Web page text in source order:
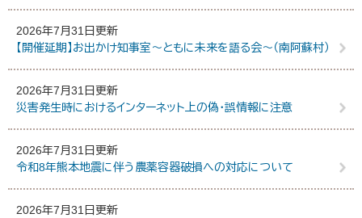
2026年7月31日更新
【開催延期】お出かけ知事室～ともに未来を語る会～（南阿蘇村）
2026年7月31日更新
災害発生時におけるインターネット上の偽・誤情報に注意
2026年7月31日更新
令和8年熊本地震に伴う農薬容器破損への対応について
2026年7月31日更新